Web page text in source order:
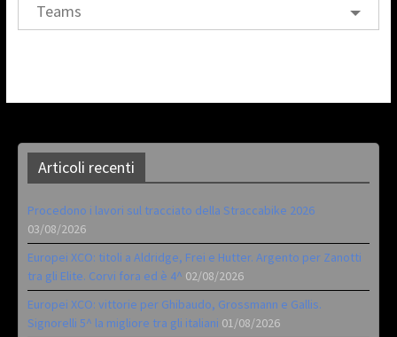
Teams
Articoli recenti
Procedono i lavori sul tracciato della Straccabike 2026
03/08/2026
Europei XCO: titoli a Aldridge, Frei e Hutter. Argento per Zanotti
tra gli Elite. Corvi fora ed è 4^ 02/08/2026
Europei XCO: vittorie per Ghibaudo, Grossmann e Gallis.
Signorelli 5^ la migliore tra gli italiani 01/08/2026